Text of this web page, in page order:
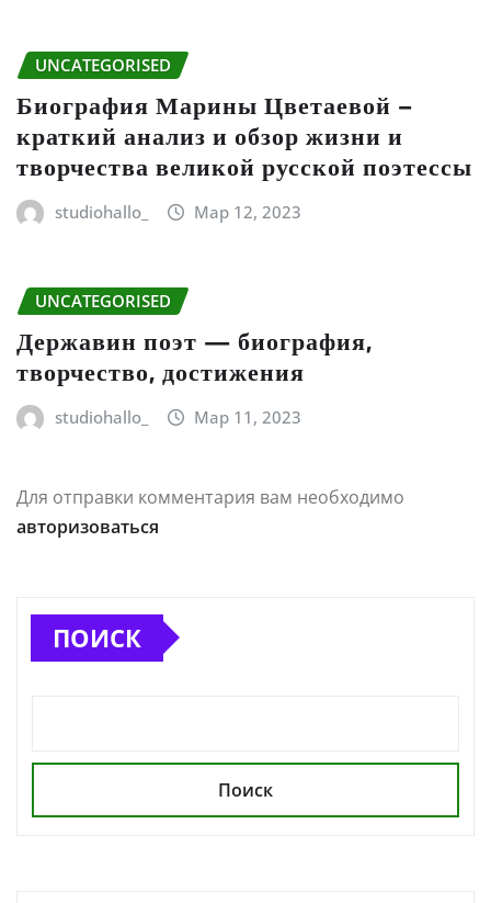
UNCATEGORISED
Биография Марины Цветаевой –
краткий анализ и обзор жизни и
творчества великой русской поэтессы
studiohallo_ Мар 12, 2023
UNCATEGORISED
Державин поэт — биография,
творчество, достижения
studiohallo_ Мар 11, 2023
Для отправки комментария вам необходимо
авторизоваться
ПОИСК
Поиск